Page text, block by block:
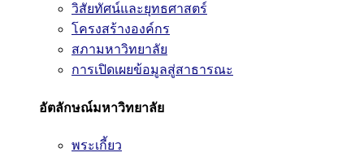
วิสัยทัศน์และยุทธศาสตร์
โครงสร้างองค์กร
สภามหาวิทยาลัย
การเปิดเผยข้อมูลสู่สาธารณะ
อัตลักษณ์มหาวิทยาลัย
พระเกี้ยว